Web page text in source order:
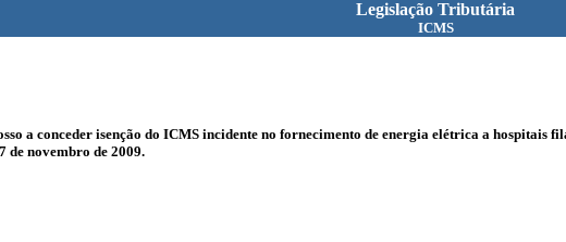
Legislação Tributária
ICMS
a conceder isenção do ICMS incidente no fornecimento de energia elétrica a hospitais
de novembro de 2009.